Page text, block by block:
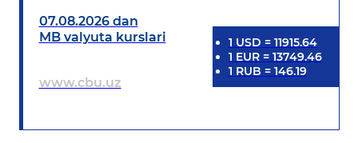
07.08.2026 dan
MB valyuta kurslari
www.cbu.uz
1 USD = 11915.64
1 EUR= 13749.46
1 RUB = 146.19